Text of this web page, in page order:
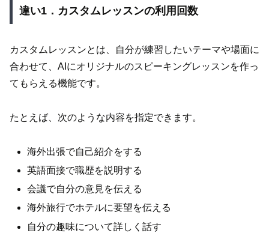
違い1．カスタムレッスンの利用回数
カスタムレッスンとは、自分が練習したいテーマや場面に
合わせて、AIにオリジナルのスピーキングレッスンを作っ
てもらえる機能です。
たとえば、次のような内容を指定できます。
海外出張で自己紹介をする
英語面接で職歴を説明する
会議で自分の意見を伝える
海外旅行でホテルに要望を伝える
自分の趣味について詳しく話す